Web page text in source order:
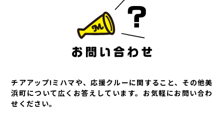
チアアップ!ミハマや、応援クルーに関すること、その他美
浜町について広くお答えしています。お気軽にお問い合わ
せください。